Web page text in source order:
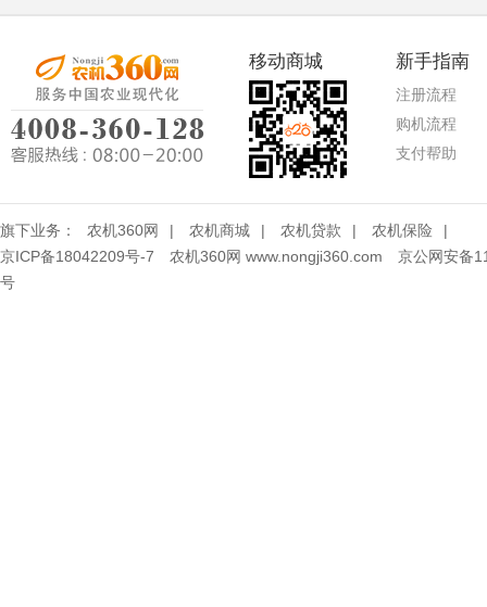
移动商城 新手指南
注册流程
购机流程
支付帮助
旗下业务： 农机360网 | 农机商城 | 农机贷款 | 农机保险
|
京ICP备18042209号-7 农机360网 www.nongji360.com 京公网安备
号